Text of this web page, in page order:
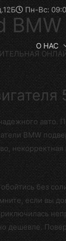
Пн-Вс:
О НАС
BMW
авто.
BMW
без
если вы